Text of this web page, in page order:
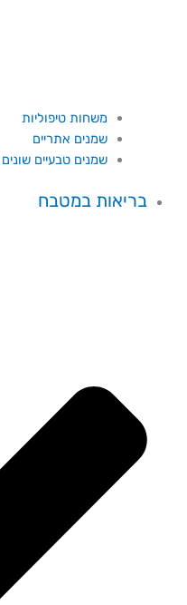
משחות טיפוליות
שמנים אתריים
שמנים טבעיים שונים
בריאות במטבח